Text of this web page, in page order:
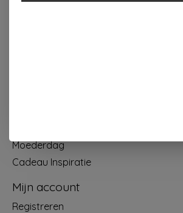
Moederdag
Cadeau Inspiratie
Mijn account
Registreren